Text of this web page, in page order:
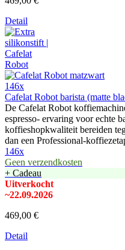
Detail
146x
Cafelat Robot barista (matte
De Cafelat Robot
espresso- ervaring voor echte
koffieshopkwaliteit bereiden
dan een Professional-
146x
Geen verzendkosten
+ Cadeau
Uitverkocht
~22.09.2026
469,00 €
Detail